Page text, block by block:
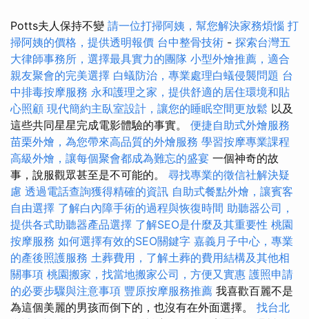
Potts夫人保持不變 請一位打掃阿姨，幫您解決家務煩惱 打
掃阿姨的價格，提供透明報價 台中整骨技術 - 探索台灣五
大律師事務所，選擇最具實力的團隊 小型外燴推薦，適合
親友聚會的完美選擇 白蟻防治，專業處理白蟻侵襲問題 台
中排毒按摩服務 永和護理之家，提供舒適的居住環境和貼
心照顧 現代簡約主臥室設計，讓您的睡眠空間更放鬆 以及
這些共同星星完成電影體驗的事實。 便捷自助式外燴服務
苗栗外燴，為您帶來高品質的外燴服務 學習按摩專業課程
高級外燴，讓每個聚會都成為難忘的盛宴 一個神奇的故
事，說服觀眾甚至是不可能的。 尋找專業的徵信社解決疑
慮 透過電話查詢獲得精確的資訊 自助式餐點外燴，讓賓客
自由選擇 了解白內障手術的過程與恢復時間 助聽器公司，
提供各式助聽器產品選擇 了解SEO是什麼及其重要性 桃園
按摩服務 如何選擇有效的SEO關鍵字 嘉義月子中心，專業
的產後照護服務 土葬費用，了解土葬的費用結構及其他相
關事項 桃園搬家，找當地搬家公司，方便又實惠 護照申請
的必要步驟與注意事項 豐原按摩服務推薦 我喜歡百麗不是
為這個美麗的男孩而倒下的，也沒有在外面選擇。 找台北